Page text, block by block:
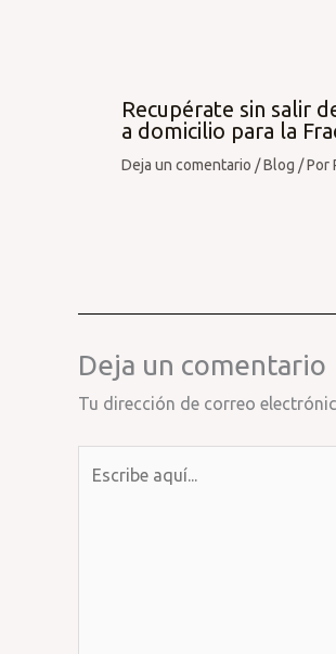
Recupérate sin salir
a domicilio para la
Deja un comentario /Blog / Por
Deja un comentario
Tu dirección de correo